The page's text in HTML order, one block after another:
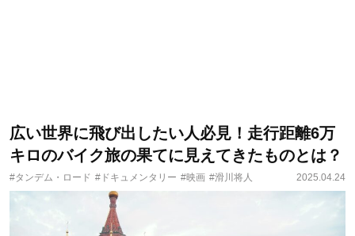
広い世界に飛び出したい人必見！走行距離6万
キロのバイク旅の果てに見えてきたものとは？
#タンデム・ロード #ドキュメンタリー #映画 #滑川将人 2025.04.24